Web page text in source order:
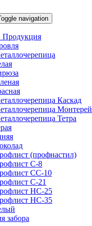
navigation
Каскад
Монтерей
Тетра
(профнастил)
С-8
СС-10
C-21
НС-25
НС-35
забора